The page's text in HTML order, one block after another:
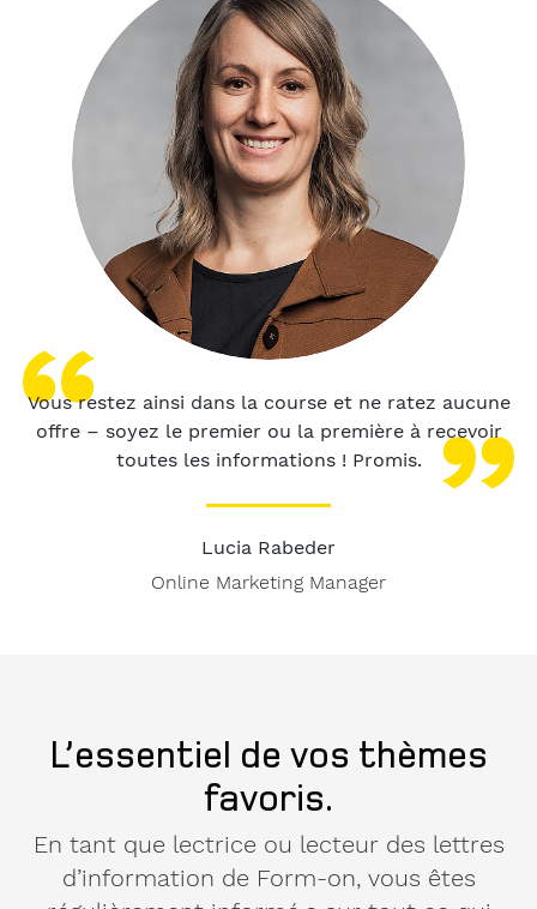
Vous restez ainsi dans la course et ne ratez aucune
offre – soyez le premier ou la première à recevoir
toutes les informations ! Promis.
Lucia Rabeder
Online Marketing Manager
L’essentiel de vos thèmes
favoris.
En tant que lectrice ou lecteur des lettres
d’information de Form-on, vous êtes
intéressé(e)
par